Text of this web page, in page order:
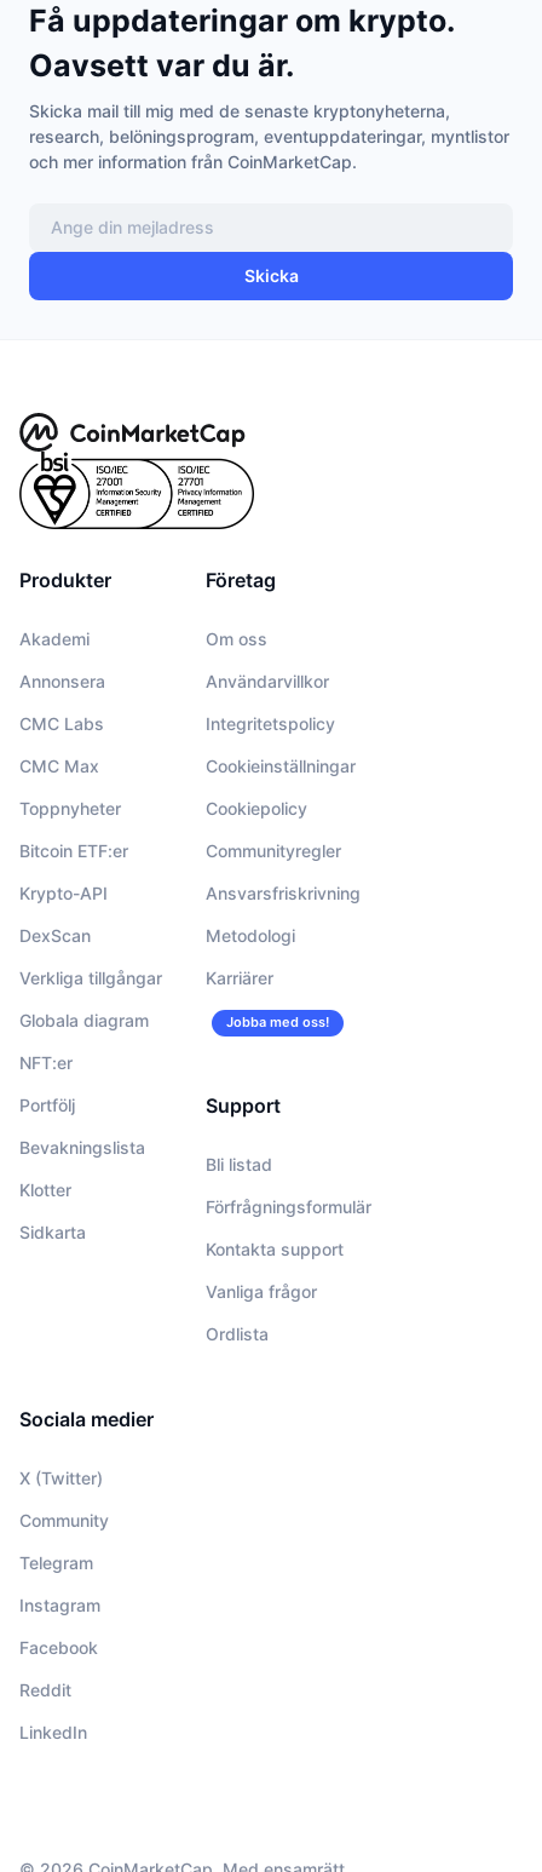
Få uppdateringar om krypto.
Oavsett var du är.
Skicka mail till mig med de senaste kryptonyheterna,
research, belöningsprogram, eventuppdateringar, myntlistor
och mer information från CoinMarketCap.
Skicka
Produkter
Akademi
Annonsera
CMC Labs
CMC Max
Toppnyheter
Bitcoin ETF:er
Krypto-API
DexScan
Verkliga tillgångar
Globala diagram
NFT:er
Portfölj
Bevakningslista
Klotter
Sidkarta
Företag
Om oss
Användarvillkor
Integritetspolicy
Cookieinställningar
Cookiepolicy
Communityregler
Ansvarsfriskrivning
Metodologi
Karriärer
Jobba med oss!
Support
Bli listad
Förfrågningsformulär
Kontakta support
Vanliga frågor
Ordlista
Sociala medier
X (Twitter)
Community
Telegram
Instagram
Facebook
Reddit
LinkedIn